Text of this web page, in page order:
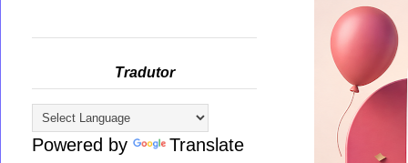
Tradutor
Powered by Translate